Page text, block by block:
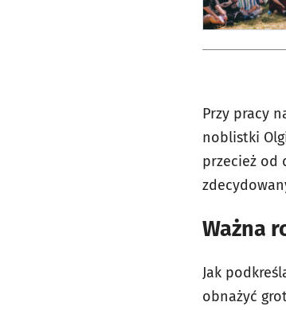
Przy pracy
noblistki
przecież od
Ważna
Jak
obnażyć